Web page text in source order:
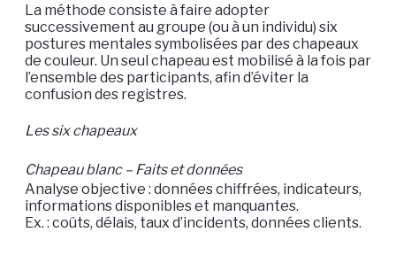
La méthode consiste à faire adopter
successivement au groupe (ou à un individu) six
postures mentales symbolisées par des chapeaux
de couleur. Un seul chapeau est mobilisé à la fois par
l’ensemble des participants, afin d’éviter la
confusion des registres.
Les six chapeaux
Chapeau blanc – Faits et données
Analyse objective : données chiffrées, indicateurs,
informations disponibles et manquantes.
Ex. : coûts, délais, taux d’incidents, données clients.